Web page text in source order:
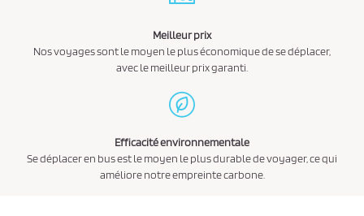
Meilleur prix
Nos voyages sont le moyen le plus économique de se déplacer,
avec le meilleur prix garanti.
Efficacité environnementale
Se déplacer en bus est le moyen le plus durable de voyager, ce qui
améliore notre empreinte carbone.